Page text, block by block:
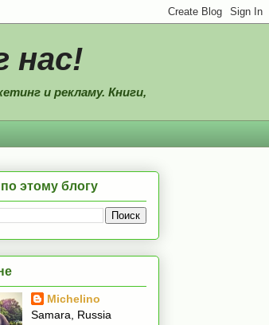
нас!
и рекламу. Книги,
этому блогу
Michelino
Samara, Russia